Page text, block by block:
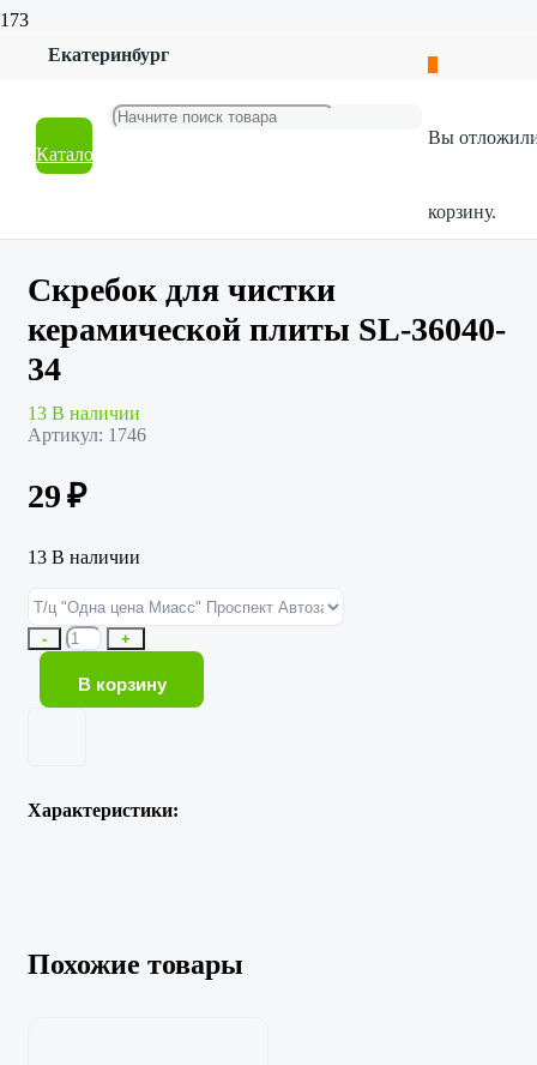
Екатеринбург
Каталог
Вы
корзину.
Посуда
Скребок для чистки керамической плиты SL-36040-34
Скребок для чистки
керамической плиты SL-36040-
34
13 В наличии
Артикул: 1746
29₽
13 В наличии
-
Количество
товара
Скребок
36040-
+
В корзину
Характеристики:
Похожие товары